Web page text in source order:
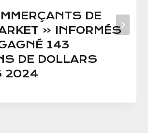
DE
« INFORMÉS
143
DE DOLLARS
2024